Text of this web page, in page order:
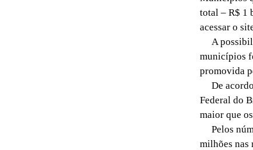
total – R$ 1
acessar o
A
municípios
promovida
De acordo
Federal do
maior que
Pelos
milhões nas